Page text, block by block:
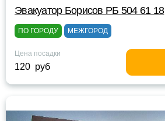
Эвакуатор Борисов РБ 504 61 18
ПО ГОРОДУ МЕЖГОРОД
Цена посадки
120 руб